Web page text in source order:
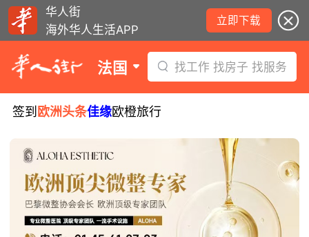
华人街
海外华人生活APP
立即下载
法国 找工作 找房子 找服务
签到 欧洲头条佳缘欧橙旅行